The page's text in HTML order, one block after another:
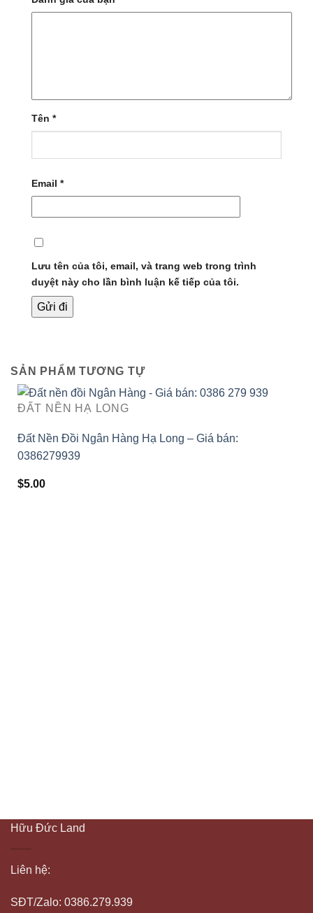
Tên *
Email *
Lưu tên của tôi, email, và trang web trong trình
duyệt này cho lần bình luận kế tiếp của tôi.
SẢN PHẨM TƯƠNG TỰ
ĐẤT NỀN HẠ LONG
Đất Nền Đồi Ngân Hàng Hạ Long – Giá bán:
0386279939
$5.00
Hữu Đức Land
Liên hệ:
SĐT/Zalo: 0386.279.939